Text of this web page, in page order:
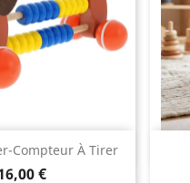
Compteur À Tirer
€
rapide